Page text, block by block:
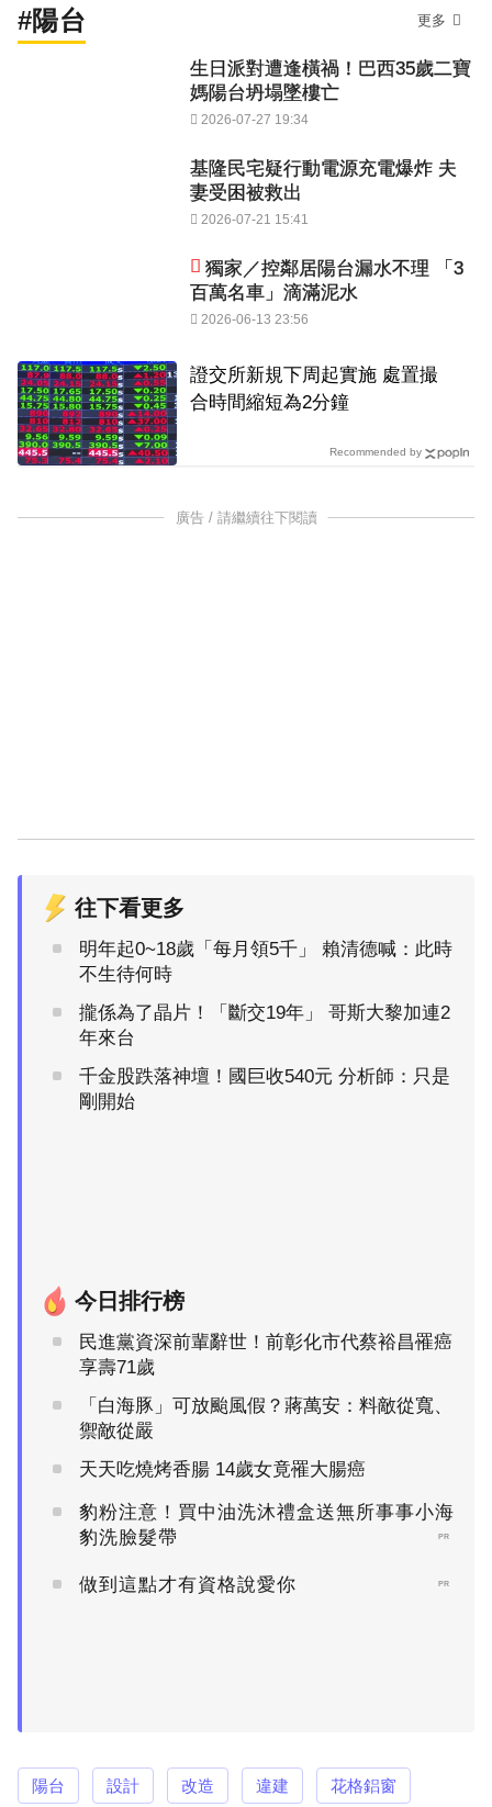
#陽台 更多
生日派對遭逢橫禍！巴西35歲二寶
媽陽台坍塌墜樓亡
2026-07-27 19:34
基隆民宅疑行動電源充電爆炸 夫
妻受困被救出
2026-07-21 15:41
獨家／控鄰居陽台漏水不理 「3
百萬名車」滴滿泥水
2026-06-13 23:56
證交所新規下周起實施 處置撮
合時間縮短為2分鐘
Recommended by
廣告 / 請繼續往下閱讀
往下看更多
明年起0~18歲「每月領5千」 賴清德喊：此時
不生待何時
攏係為了晶片！「斷交19年」 哥斯大黎加連2
年來台
千金股跌落神壇！國巨收540元 分析師：只是
剛開始
今日排行榜
民進黨資深前輩辭世！前彰化市代蔡裕昌罹癌
享壽71歲
「白海豚」可放颱風假？蔣萬安：料敵從寬、
禦敵從嚴
天天吃燒烤香腸 14歲女竟罹大腸癌
豹粉注意！買中油洗沐禮盒送無所事事小海
豹洗臉髮帶
PR
做到這點才有資格說愛你 PR
陽台 設計 改造 違建 花格鋁窗